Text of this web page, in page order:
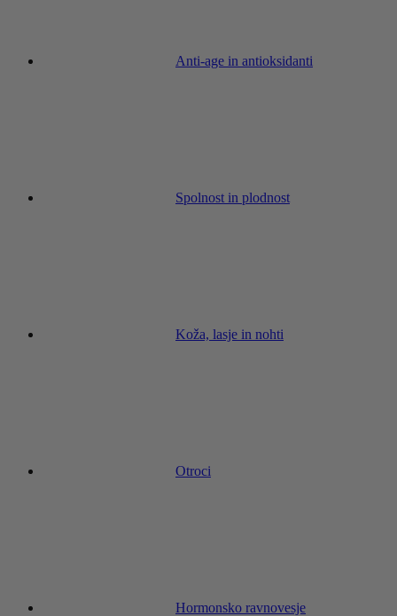
Anti-age in antioksidanti
Spolnost in plodnost
Koža, lasje in nohti
Otroci
Hormonsko ravnovesje